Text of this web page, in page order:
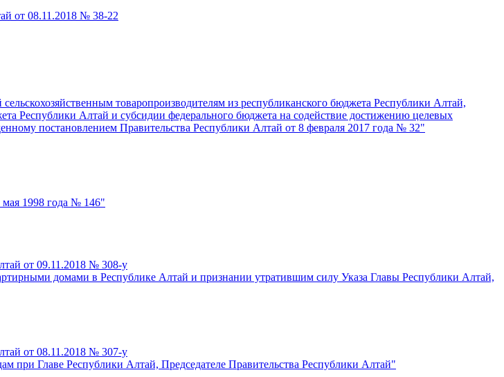
от 08.11.2018 № 38-22
товаропроизводителям из республиканского бюджета Республики Алтай,
Республики Алтай и субсидии федерального бюджета на содействие достижению целевых
постановлением Правительства Республики Алтай от 8 февраля 2017 года № 32"
мая 1998 года № 146"
от 09.11.2018 № 308-у
домами в Республике Алтай и признании утратившим силу Указа Главы Республики Алтай,
от 08.11.2018 № 307-у
при Главе Республики Алтай, Председателе Правительства Республики Алтай"